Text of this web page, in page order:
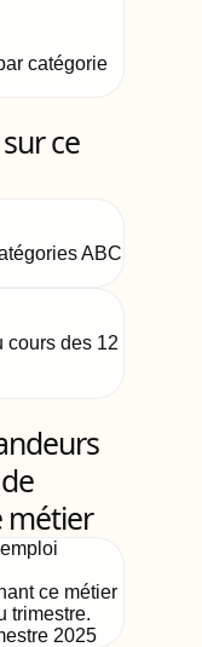
catégorie
ce
ABC
cours des 12
métier
ce métier
trimestre.
2025